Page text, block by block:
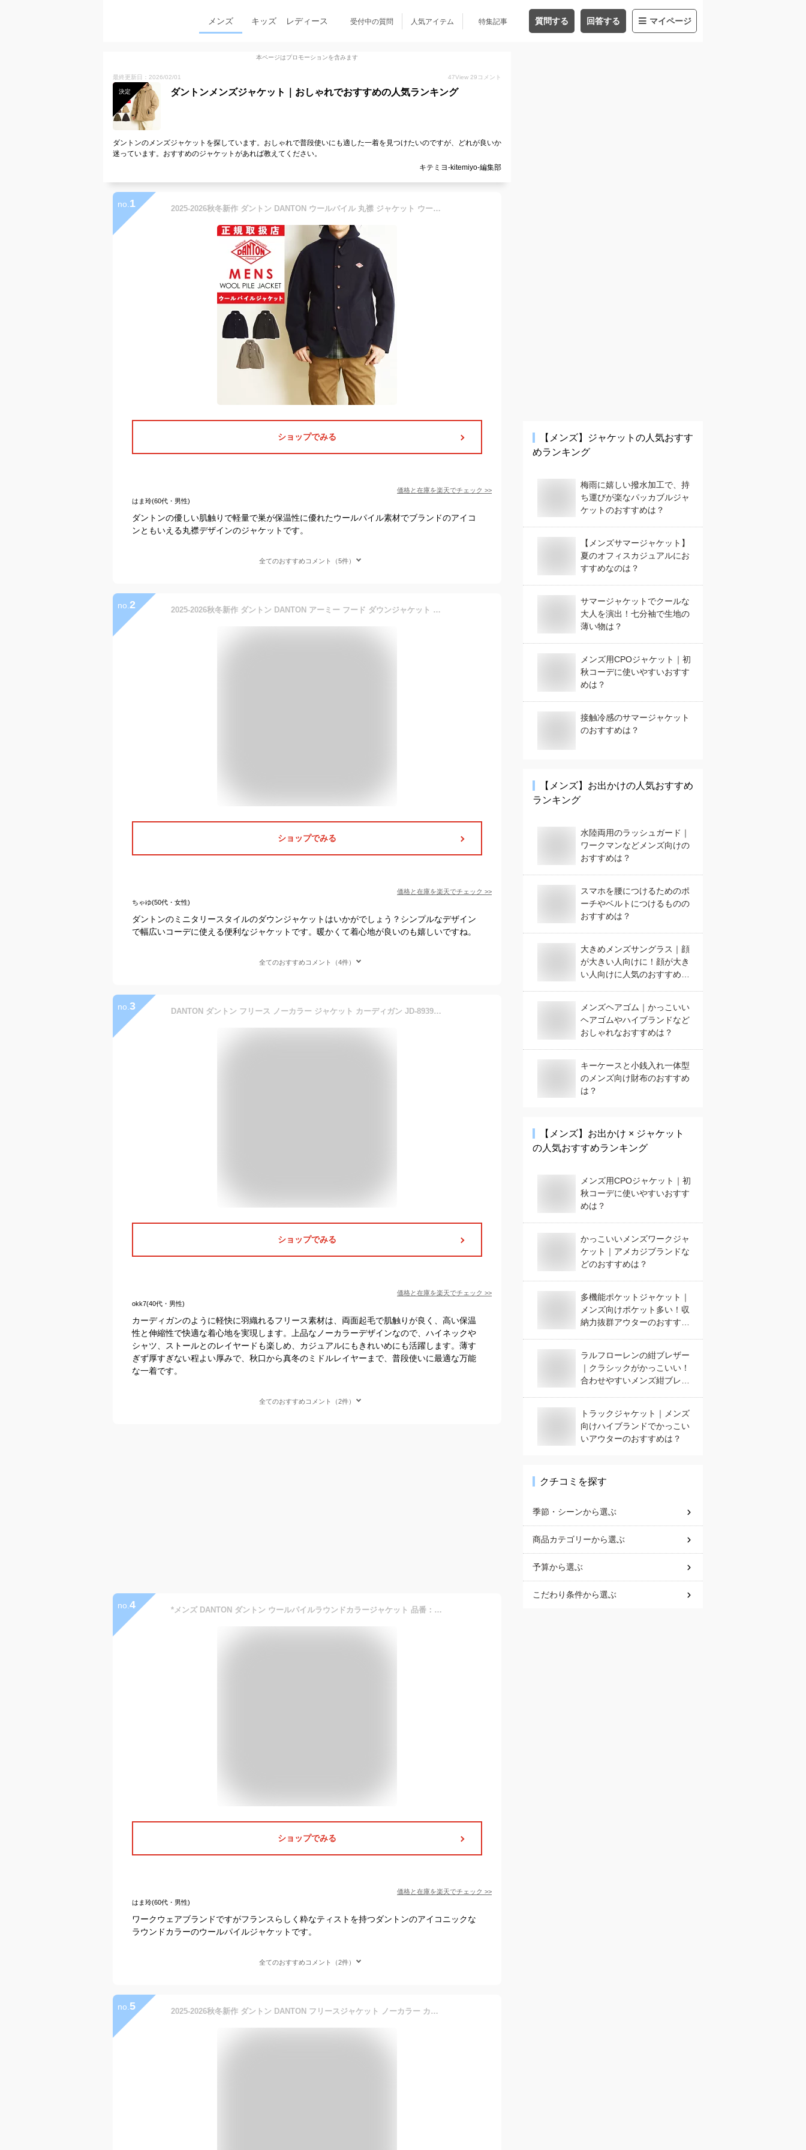
メンズ キッズ レディース 受付中の質問 人気アイテム 特集記事 質問する 回答する マイページ
本ページはプロモーションを含みます
最終更新日：2026/02/01 47View 29 コメント
決定 ダントンメンズジャケット｜おしゃれでおすすめの人気ランキング
ダントンのメンズジャケットを探しています。おしゃれで普段使いにも適した一着を見つけたいのですが、どれが良いか
迷っています。おすすめのジャケットがあれば教えてください。
キテミヨ-kitemiyo-編集部
no. 1 2025-2026秋冬新作 ダントン DANTON ウールパイル 丸襟 ジャケット ウールモッサ 長袖 ラウンドカラー DT-A0032WOP 防寒 軽い 暖かい あたたかい ウォームビズ ショート コート アウター【gs0】
ショップでみる
価格と在庫を楽天でチェック >>
はま玲(60代・男性)
ダントンの優しい肌触りで軽量で巣が保温性に優れたウールパイル素材でブランドのアイコ
ンともいえる丸襟デザインのジャケットです。
全てのおすすめコメント（5件）
no. 2 2025-2026秋冬新作 ダントン DANTON アーミー フード ダウンジャケット メンズ ダウン フーディー 長袖 DT-A0030TPR 防寒 暖かい あたたかい ウォームビズ アウター【gs0】
ショップでみる
価格と在庫を楽天でチェック >>
ちゃゆ(50代・女性)
ダントンのミニタリースタイルのダウンジャケットはいかがでしょう？シンプルなデザイン
で幅広いコーデに使える便利なジャケットです。暖かくて着心地が良いのも嬉しいですね。
全てのおすすめコメント（4件）
no. 3 DANTON ダントン フリース ノーカラー ジャケット カーディガン JD-8939 メンズ
ショップでみる
価格と在庫を楽天でチェック >>
okk7(40代・男性)
カーディガンのように軽快に羽織れるフリース素材は、両面起毛で肌触りが良く、高い保温
性と伸縮性で快適な着心地を実現します。上品なノーカラーデザインなので、ハイネックや
シャツ、ストールとのレイヤードも楽しめ、カジュアルにもきれいめにも活躍します。薄す
ぎず厚すぎない程よい厚みで、秋口から真冬のミドルレイヤーまで、普段使いに最適な万能
な一着です。
全てのおすすめコメント（2件）
no. 4 *メンズ DANTON ダントン ウールパイルラウンドカラージャケット 品番：DT-A0032WOP
ショップでみる
価格と在庫を楽天でチェック >>
はま玲(60代・男性)
ワークウェアブランドですがフランスらしく粋なティストを持つダントンのアイコニックな
ラウンドカラーのウールパイルジャケットです。
全てのおすすめコメント（2件）
no. 5 2025-2026秋冬新作 ダントン DANTON フリースジャケット ノーカラー カラーレス カーディガン メンズ 暖かい 羽織り ライトアウター FLEECE COLLARLESS JACKET JD-8939【gs0】
【メンズ】 ジャケット の人気おすす
めランキング
梅雨に嬉しい撥水加工で、持
ち運びが楽なパッカブルジャ
ケットのおすすめは？
【メンズサマージャケット】
夏のオフィスカジュアルにお
すすめなのは？
サマージャケットでクールな
大人を演出！七分袖で生地の
薄い物は？
メンズ用CPOジャケット｜初
秋コーデに使いやすいおすす
めは？
接触冷感のサマージャケット
のおすすめは？
【メンズ】 お出かけの人気おすすめ
ランキング
水陸両用のラッシュガード｜
ワークマンなどメンズ向けの
おすすめは？
スマホを腰につけるためのポ
ーチやベルトにつけるものの
おすすめは？
大きめメンズサングラス｜顔
が大きい人向けに！顔が大き
い人向けに人気のおすすめ
メンズヘアゴム｜かっこいい
ヘアゴムやハイブランドなど
おしゃれなおすすめは？
キーケースと小銭入れ一体型
のメンズ向け財布のおすすめ
は？
【メンズ】 お出かけ × ジャケット
の人気おすすめランキング
メンズ用CPOジャケット｜初
秋コーデに使いやすいおすす
めは？
かっこいいメンズワークジャ
ケット｜アメカジブランドな
どのおすすめは？
多機能ポケットジャケット｜
メンズ向けポケット多い！収
納力抜群アウターのおすすめ
ラルフローレンの紺ブレザー
｜クラシックがかっこいい！
合わせやすいメンズ紺ブレの
トラックジャケット｜メンズ
向けハイブランドでかっこい
いアウターのおすすめは？
クチコミを探す
季節・シーンから選ぶ
商品カテゴリーから選ぶ
予算から選ぶ
こだわり条件から選ぶ